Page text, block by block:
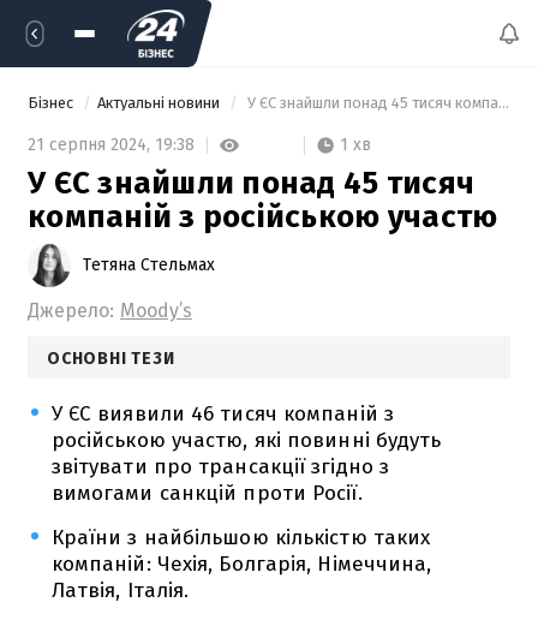
Бізнес Актуальні новини У ЄС знайшли понад 45 тисяч компаній з російською участю
21 серпня 2024, 19:38 1 хв
У ЄС знайшли понад 45 тисяч
компаній з російською участю
Тетяна Стельмах
Джерело: Moody’s
ОСНОВНІ ТЕЗИ
У ЄС виявили 46 тисяч компаній з
російською участю, які повинні будуть
звітувати про трансакції згідно з
вимогами санкцій проти Росії.
Країни з найбільшою кількістю таких
компаній: Чехія, Болгарія, Німеччина,
Латвія, Італія.